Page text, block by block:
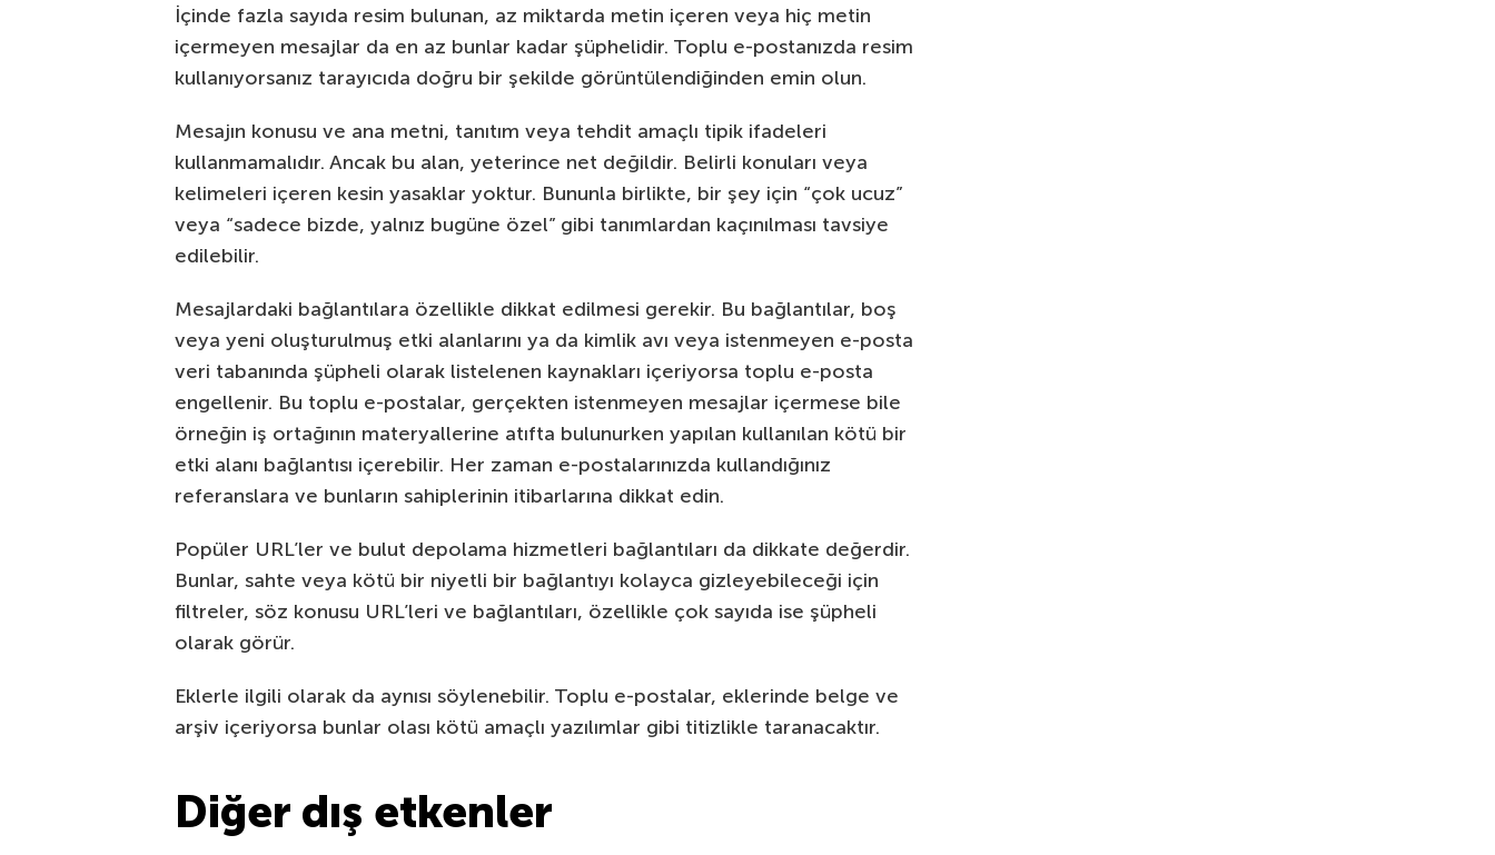
İçinde fazla sayıda resim bulunan, az miktarda metin içeren veya hiç metin
içermeyen mesajlar da en az bunlar kadar şüphelidir. Toplu e-postanızda resim
kullanıyorsanız tarayıcıda doğru bir şekilde görüntülendiğinden emin olun.
Mesajın konusu ve ana metni, tanıtım veya tehdit amaçlı tipik ifadeleri
kullanmamalıdır. Ancak bu alan, yeterince net değildir. Belirli konuları veya
kelimeleri içeren kesin yasaklar yoktur. Bununla birlikte, bir şey için “çok ucuz”
veya “sadece bizde, yalnız bugüne özel” gibi tanımlardan kaçınılması tavsiye
edilebilir.
Mesajlardaki bağlantılara özellikle dikkat edilmesi gerekir. Bu bağlantılar, boş
veya yeni oluşturulmuş etki alanlarını ya da kimlik avı veya istenmeyen e-posta
veri tabanında şüpheli olarak listelenen kaynakları içeriyorsa toplu e-posta
engellenir. Bu toplu e-postalar, gerçekten istenmeyen mesajlar içermese bile
örneğin iş ortağının materyallerine atıfta bulunurken yapılan kullanılan kötü bir
etki alanı bağlantısı içerebilir. Her zaman e-postalarınızda kullandığınız
referanslara ve bunların sahiplerinin itibarlarına dikkat edin.
Popüler URL’ler ve bulut depolama hizmetleri bağlantıları da dikkate değerdir.
Bunlar, sahte veya kötü bir niyetli bir bağlantıyı kolayca gizleyebileceği için
filtreler, söz konusu URL’leri ve bağlantıları, özellikle çok sayıda ise şüpheli
olarak görür.
Eklerle ilgili olarak da aynısı söylenebilir. Toplu e-postalar, eklerinde belge ve
arşiv içeriyorsa bunlar olası kötü amaçlı yazılımlar gibi titizlikle taranacaktır.
Diğer dış etkenler